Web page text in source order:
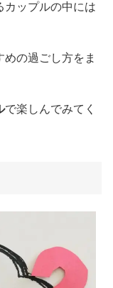
カップルの中には
の過ごし方をま
で楽しんでみてく